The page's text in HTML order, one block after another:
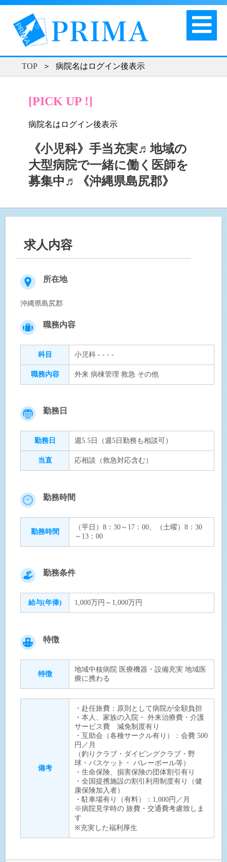
TOP ＞ 病院名はログイン後表示
[PICK UP !]
病院名はログイン後表示
《小児科》手当充実♬地域の
大型病院で一緒に働く医師を
募集中♬《沖縄県島尻郡》
求人内容
所在地
沖縄県島尻郡
職務内容
科目 小児科 - - - -
職務内容 外来 病棟管理 救急 その他
勤務日
勤務日 週5.5日（週5日勤務も相談可）
当直 応相談（救急対応含む）
勤務時間
勤務時間
（平日）8：30～17：00、（土曜）8：30
～13：00
勤務条件
給与(年俸) 1,000万円～1,000万円
特徴
特徴
地域中核病院 医療機器・設備充実 地域医
療に携わる
備考
・赴任旅費：原則として病院が全額負担
・本人、家族の入院・ 外来治療費・介護
サービス費 減免制度有り
・互助会（各種サークル有り）：会費 500
円／月
（釣りクラブ・ダイビングクラブ・野
球・バスケット・ バレーボール等）
・生命保険、損害保険の団体割引有り
・全国提携施設の割引利用制度有り（健
康保険加入者）
・駐車場有り（有料）：1,000円／月
※病院見学時の 旅費・交通費考慮致しま
す
※充実した福利厚生